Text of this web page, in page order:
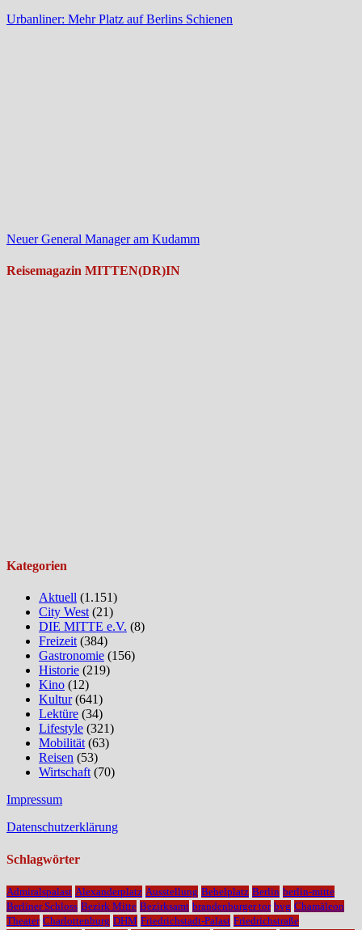
Urbanliner: Mehr Platz auf Berlins Schienen
Neuer General Manager am Kudamm
Reisemagazin MITTEN(DR)IN
Kategorien
Aktuell (1.151)
City West (21)
DIE MITTE e.V. (8)
Freizeit (384)
Gastronomie (156)
Historie (219)
Kino (12)
Kultur(641)
Lektüre (34)
Lifestyle (321)
Mobilität (63)
Reisen (53)
Wirtschaft (70)
Impressum
Datenschutzerklärung
Schlagwörter
Admiralspalast Alexanderplatz Ausstellung Bebelplatz Berlin berlin-mitte
Berliner Schloss Bezirk Mitte Bezirksamt brandenburger tor bvg Chamäleon
Theater Charlottenburg DHM Friedrichstadt-Palast Friedrichstraße